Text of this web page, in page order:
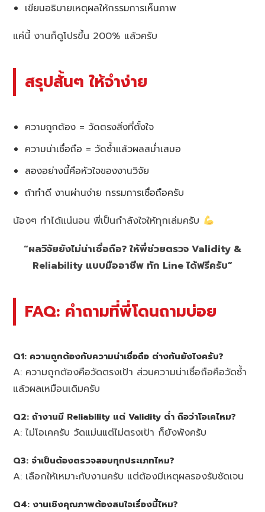
เขียนอธิบายเหตุผลให้กรรมการเห็นภาพ
แค่นี้ งานก็ดูโปรขึ้น 200% แล้วครับ
สรุปสั้นๆ ให้จำง่าย
ความถูกต้อง = วัดตรงสิ่งที่ตั้งใจ
ความน่าเชื่อถือ = วัดซ้ำแล้วผลสม่ำเสมอ
สองอย่างนี้คือหัวใจของงานวิจัย
ถ้าทำดี งานผ่านง่าย กรรมการเชื่อถือครับ
น้องๆ ทำได้แน่นอน พี่เป็นกำลังใจให้ทุกเล่มครับ
“ผลวิจัยยังไม่น่าเชื่อถือ? ให้พี่ช่วยตรวจ Validity &
Reliability แบบมืออาชีพ ทัก Line ได้ฟรีครับ”
FAQ: คำถามที่พี่โดนถามบ่อย
Q1: ความถูกต้องกับความน่าเชื่อถือ ต่างกันยังไงครับ?
A: ความถูกต้องคือวัดตรงเป้า ส่วนความน่าเชื่อถือคือวัดซ้ำ
แล้วผลเหมือนเดิมครับ
Q2: ถ้างานมี Reliability แต่ Validity ต่ำ ถือว่าโอเคไหม?
A: ไม่โอเคครับ วัดแม่นแต่ไม่ตรงเป้า ก็ยังพังครับ
Q3: จำเป็นต้องตรวจสอบทุกประเภทไหม?
A: เลือกให้เหมาะกับงานครับ แต่ต้องมีเหตุผลรองรับชัดเจน
Q4: งานเชิงคุณภาพต้องสนใจเรื่องนี้ไหม?